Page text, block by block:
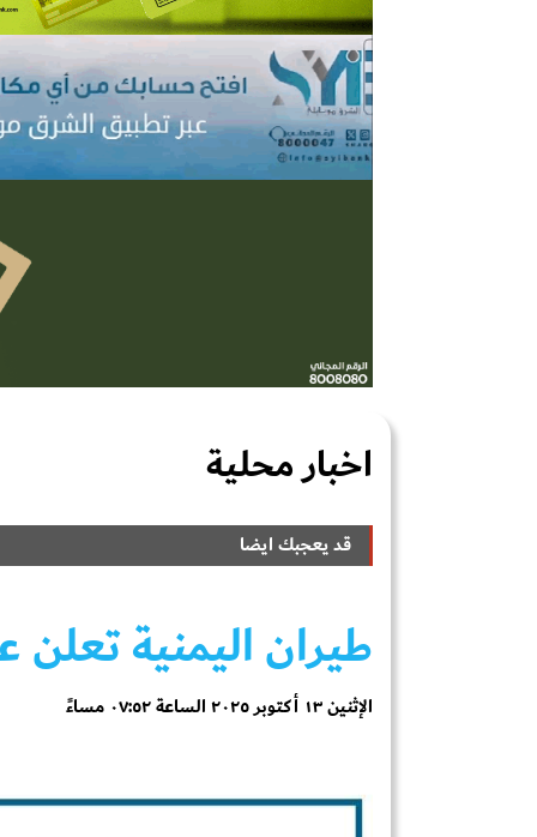
اخبار محلية
قد يعجبك ايضا
طيران اليمنية تعلن
الإثنين ١٣ أكتوبر ٢٠٢٥ الساعة ٠٧:٥٢ مساءً